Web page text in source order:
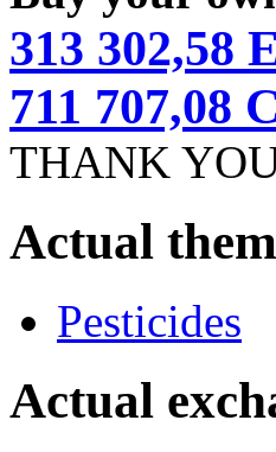
313 302,58
711 707,08
THANK
Actual
Pesticides
Actual